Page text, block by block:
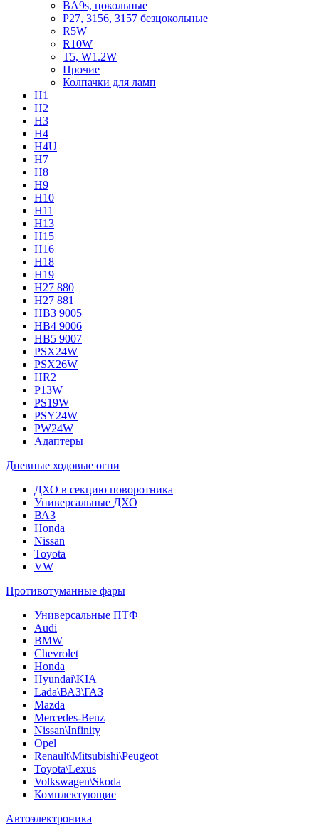
BA9s, цокольные
P27, 3156, 3157 безцокольные
R5W
R10W
T5, W1.2W
Прочие
Колпачки для ламп
H1
H2
H3
H4
H4U
H7
H8
H9
H10
H11
H13
H15
H16
H18
H19
H27 880
H27 881
HB3 9005
HB4 9006
HB5 9007
PSX24W
PSX26W
HR2
P13W
PS19W
PSY24W
PW24W
Адаптеры
Дневные ходовые огни
ДХО в секцию поворотника
Универсальные ДХО
ВАЗ
Honda
Nissan
Toyota
VW
Противотуманные фары
Универсальные ПТФ
Audi
BMW
Chevrolet
Honda
Hyundai\KIA
Lada\ВАЗ\ГАЗ
Mazda
Mercedes-Benz
Nissan\Infinity
Opel
Renault\Mitsubishi\Peugeot
Toyota\Lexus
Volkswagen\Skoda
Комплектующие
Автоэлектроника